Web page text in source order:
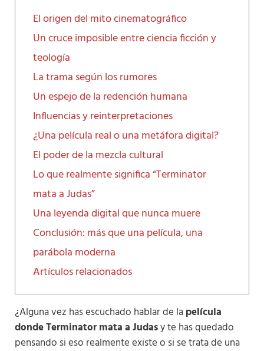
El origen del mito cinematográfico
Un cruce imposible entre ciencia ficción y
teología
La trama según los rumores
Un espejo de la redención humana
Influencias y reinterpretaciones
¿Una película real o una metáfora digital?
El poder de la mezcla cultural
Lo que realmente significa “Terminator
mata a Judas”
Una leyenda digital que nunca muere
Conclusión: más que una película, una
parábola moderna
Artículos relacionados
¿Alguna vez has escuchado hablar de lapelícula
donde Terminator mata a Judasy te has quedado
pensando si eso realmente existe o si se trata de una